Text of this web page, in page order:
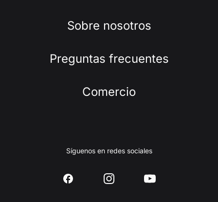
Sobre nosotros
Preguntas frecuentes
Comercio
Síguenos en redes sociales